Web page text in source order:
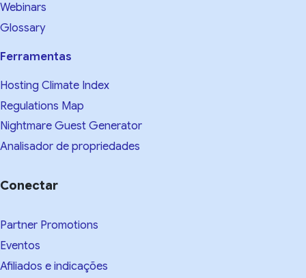
Webinars
Glossary
Ferramentas
Hosting Climate Index
Regulations Map
Nightmare Guest Generator
Analisador de propriedades
Conectar
Partner Promotions
Eventos
Afiliados e indicações